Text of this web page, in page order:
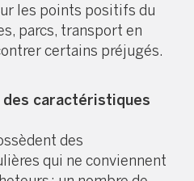
les points positifs du
parcs, transport en
certains préjugés.
caractéristiques
des
qui ne conviennent